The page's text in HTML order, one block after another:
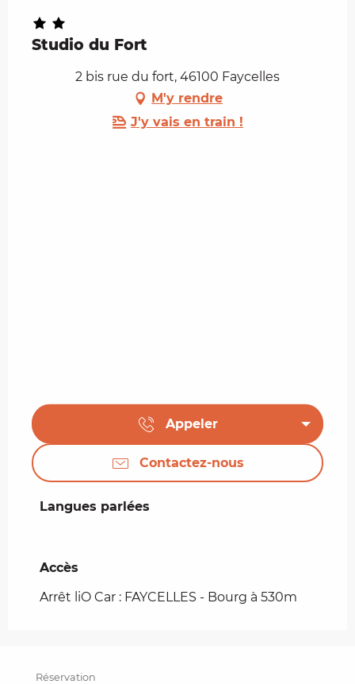
Studio du Fort
2 bis rue du fort, 46100 Faycelles
M'y rendre
J'y vais en train !
Appeler
Contactez-nous
Langues parlées
Langues parlées
Accès
Accès
Arrêt liO Car : FAYCELLES - Bourg à 530m
Réservation